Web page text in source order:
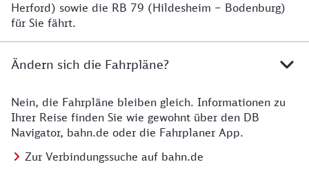
Herford) sowie die RB 79 (Hildesheim – Bodenburg)
für Sie fährt.
Ändern sich die Fahrpläne?
Details zu den Fahrplänen
Nein, die Fahrpläne bleiben gleich. Informationen zu
Ihrer Reise finden Sie wie gewohnt über den DB
Navigator, bahn.de oder die Fahrplaner App.
Zur Verbindungssuche auf bahn.de